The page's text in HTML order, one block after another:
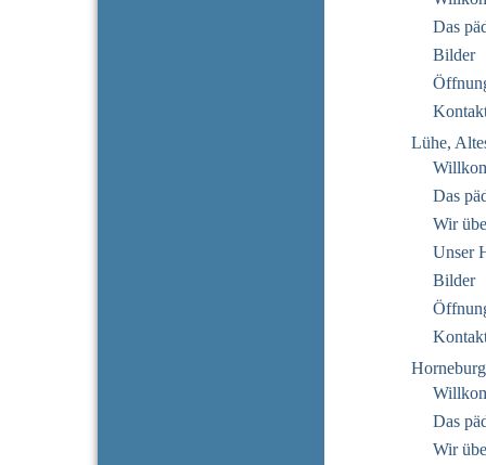
Das
Bilder
Lühe,
Das
Wir
Unser
Bilder
Das
Wir